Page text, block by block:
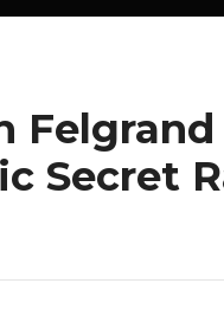
Felgrand
Secret